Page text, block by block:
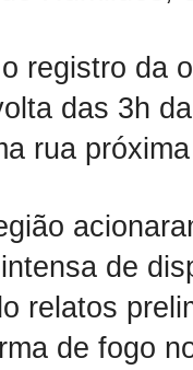
registro da
das 3h
rua
de
relatos
de fogo